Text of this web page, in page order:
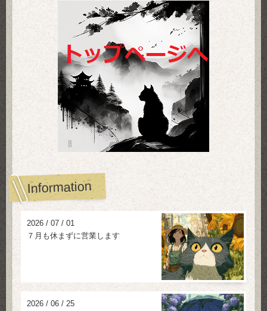
Information
2026 / 07 / 01
７月も休まずに営業します
2026 / 06 / 25